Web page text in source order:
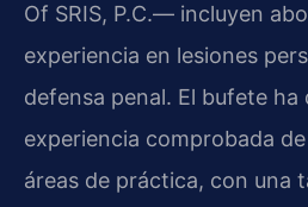
Of SRIS, P.C.— incluyen
experiencia en lesiones
defensa penal. El bufete
experiencia comprobada
áreas de práctica, con una